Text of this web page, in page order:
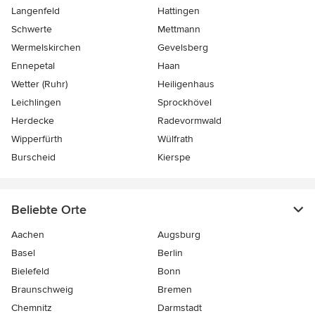
Langenfeld
Hattingen
Schwerte
Mettmann
Wermelskirchen
Gevelsberg
Ennepetal
Haan
Wetter (Ruhr)
Heiligenhaus
Leichlingen
Sprockhövel
Herdecke
Radevormwald
Wipperfürth
Wülfrath
Burscheid
Kierspe
Beliebte Orte
Aachen
Augsburg
Basel
Berlin
Bielefeld
Bonn
Braunschweig
Bremen
Chemnitz
Darmstadt